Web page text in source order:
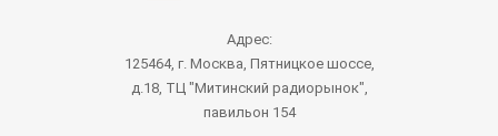
Адрес:
125464, г. Москва, Пятницкое шоссе,
д.18, ТЦ "Митинский радиорынок",
павильон 154